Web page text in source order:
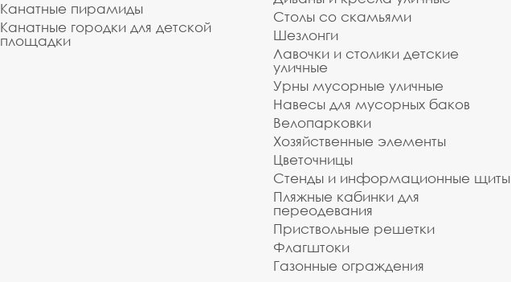
Канатные пирамиды
Канатные городки для детской
площадки
Столы со скамьями
Шезлонги
Лавочки и столики детские
уличные
Урны мусорные уличные
Навесы для мусорных баков
Велопарковки
Хозяйственные элементы
Цветочницы
Стенды и информационные щиты
Пляжные кабинки для
переодевания
Приствольные решетки
Флагштоки
Газонные ограждения